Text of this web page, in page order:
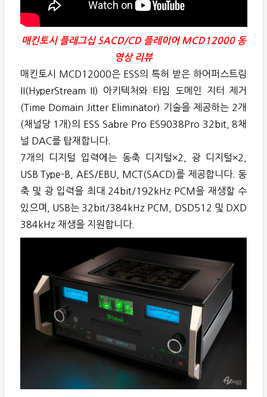
매킨토시 플래그십 SACD/CD 플레이어 MCD12000 동
영상 리뷰
매킨토시 MCD12000은 ESS의 특허 받은 하어퍼스트림
II(HyperStream II) 아키텍처와 타임 도메인 지터 제거
(Time Domain Jitter Eliminator) 기술을 제공하는 2개
(채널당 1개)의 ESS Sabre Pro ES9038Pro 32bit, 8채
널 DAC를 탑재합니다.
7개의 디지털 입력에는 동축 디지털×2, 광 디지털×2,
USB Type-B, AES/EBU, MCT(SACD)를 제공합니다. 동
축 및 광 입력을 최대 24bit/192kHz PCM을 재생할 수
있으며, USB는 32bit/384kHz PCM, DSD512 및 DXD
384kHz 재생을 지원합니다.